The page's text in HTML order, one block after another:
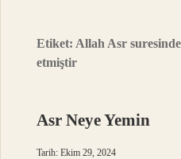
Etiket: Allah Asr
etmiştir
Asr Neye Yemin
Tarih: Ekim 29, 2024